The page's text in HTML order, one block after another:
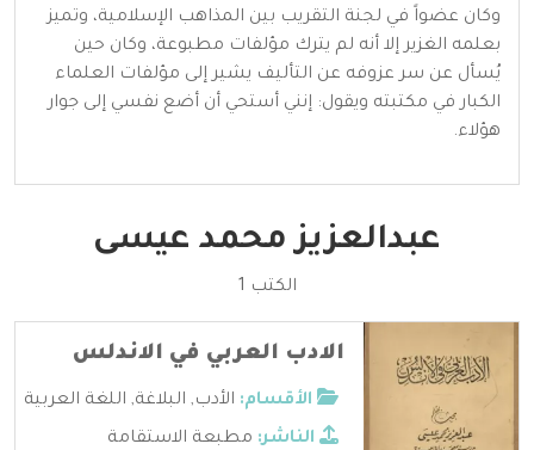
وكان عضواً في لجنة التقريب بين المذاهب الإسلامية، وتميز
بعلمه الغزير إلا أنه لم يترك مؤلفات مطبوعة، وكان حين
يُسأل عن سر عزوفه عن التأليف يشير إلى مؤلفات العلماء
الكبار في مكتبته ويقول: إنني أستحي أن أضع نفسي إلى جوار
هؤلاء.
عبدالعزيز محمد عيسى
الكتب 1
الادب العربي في الاندلس
الأقسام: الأدب, البلاغة, اللغة العربية
الناشر: مطبعة الاستقامة